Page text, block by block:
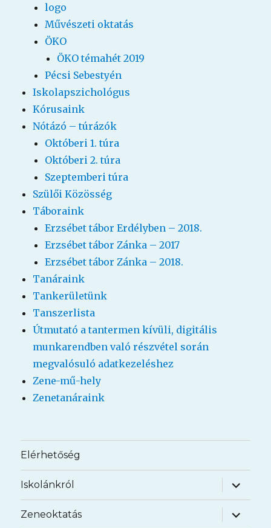
logo
Művészeti oktatás
ÖKO
ÖKO témahét 2019
Pécsi Sebestyén
Iskolapszichológus
Kórusaink
Nótázó – túrázók
Októberi 1. túra
Októberi 2. túra
Szeptemberi túra
Szülői Közösség
Táboraink
Erzsébet tábor Erdélyben – 2018.
Erzsébet tábor Zánka – 2017
Erzsébet tábor Zánka – 2018.
Tanáraink
Tankerületünk
Tanszerlista
Útmutató a tantermen kívüli, digitális
munkarendben való részvétel során
megvalósuló adatkezeléshez
Zene-mű-hely
Zenetanáraink
Elérhetőség
Iskolánkról
almenü
Zeneoktatás
almenü